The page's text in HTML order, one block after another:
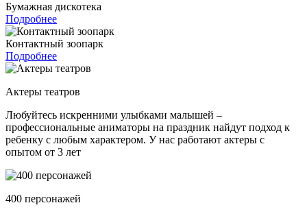
Бумажная дискотека
Подробнее
Контактный зоопарк
Подробнее
Актеры театров
Любуйтесь искренними улыбками малышей –
профессиональные аниматоры на праздник найдут подход к
ребенку с любым характером. У нас работают актеры с
опытом от 3 лет
400 персонажей